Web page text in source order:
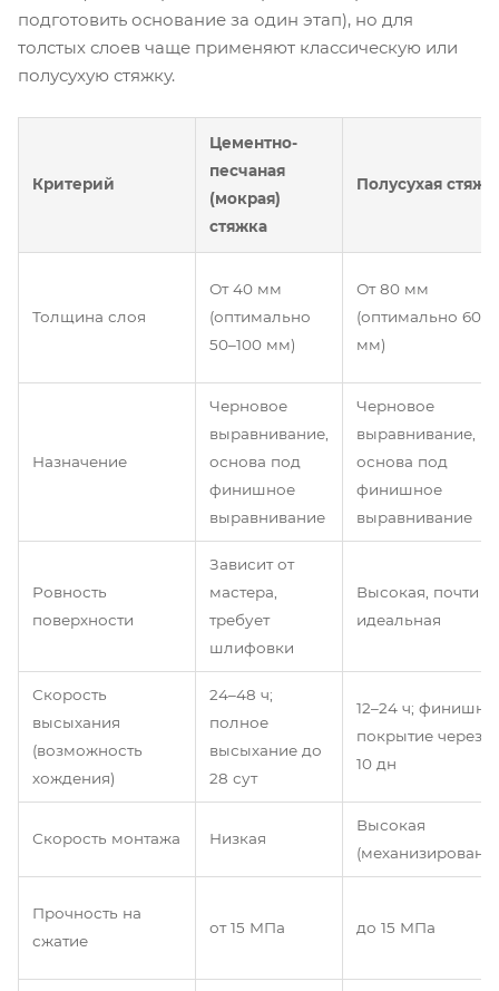
подготовить основание за один этап), но для
толстых слоев чаще применяют классическую или
полусухую стяжку.
Критерий
Цементно-
песчаная
(мокрая)
стяжка
Полусухая
Толщина слоя
От 40 мм
(оптимально
50–100 мм)
От 80 мм
(оптимально
мм)
Назначение
Черновое
выравнивание,
основа под
финишное
выравнивание
Черновое
выравнивание,
основа под
финишное
выравнивание
Ровность
поверхности
Зависит от
мастера,
требует
шлифовки
Высокая, почти
идеальная
Скорость
высыхания
(возможность
хождения)
24–48 ч;
полное
высыхание до
28 сут
12–24 ч;
покрытие через
10 дн
Скорость монтажа Низкая
Высокая
Прочность на
сжатие
от 15 МПа до 15 МПа